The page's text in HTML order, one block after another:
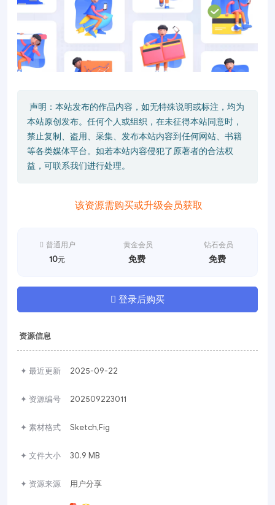
声明：本站发布的作品内容，如无特殊说明或标注，均为
本站原创发布。任何个人或组织，在未征得本站同意时，
禁止复制、盗用、采集、发布本站内容到任何网站、书籍
等各类媒体平台。如若本站内容侵犯了原著者的合法权
益，可联系我们进行处理。
该资源需购买或升级会员获取
普通用户
10元
黄金会员
免费
钻石会员
免费
登录后购买
资源信息
✦ 最近更新 2025-09-22
✦ 资源编号 202509223011
✦ 素材格式 Sketch,Fig
✦ 文件大小 30.9 MB
✦ 资源来源 用户分享